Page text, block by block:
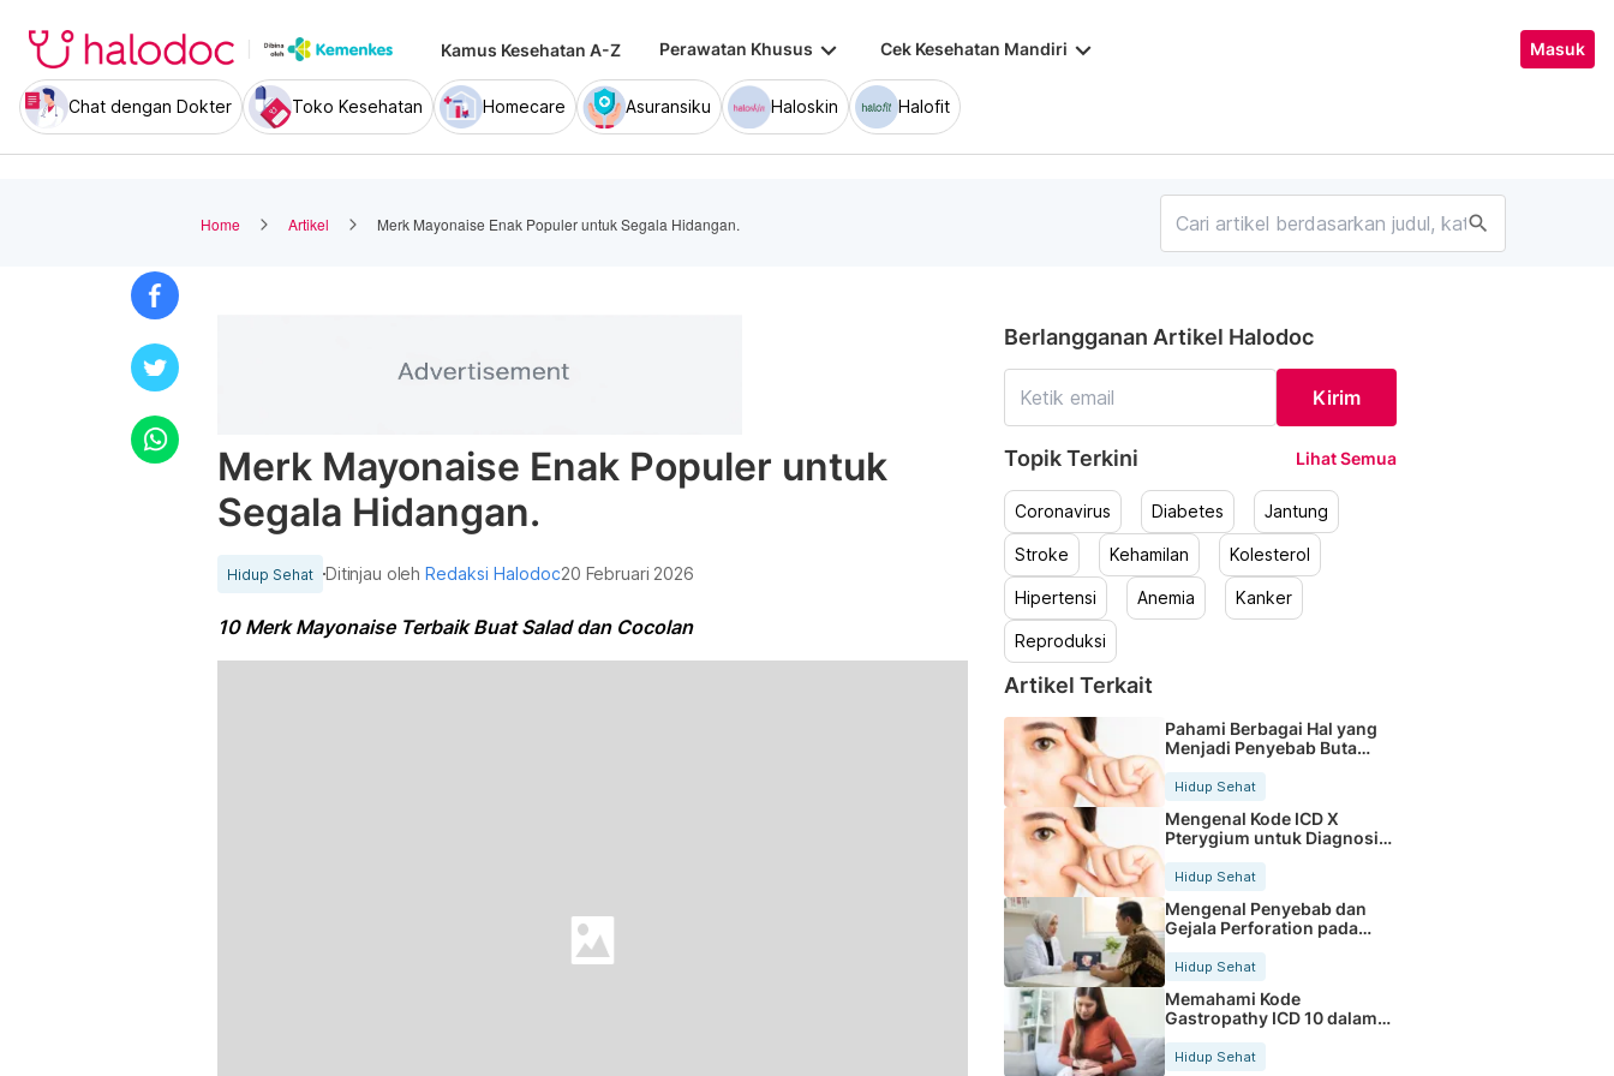
Kamus Kesehatan A-Z Perawatan Khusus keyboard_arrow_down Cek Kesehatan Mandiri keyboard_arrow_down Masuk
Chat dengan Dokter Toko Kesehatan Homecare Asuransiku Haloskin Halofit
Home Artikel Merk Mayonaise Enak Populer untuk Segala Hidangan. search
Merk Mayonaise Enak Populer untuk
Segala Hidangan.
Hidup Sehat Ditinjau olehRedaksi Halodoc20 Februari 2026
10 Merk Mayonaise Terbaik Buat Salad dan Cocolan
Berlangganan Artikel Halodoc
Kirim
Topik Terkini Lihat Semua
Coronavirus Diabetes Jantung
Stroke Kehamilan Kolesterol
Hipertensi Anemia Kanker
Reproduksi
Artikel Terkait
Pahami Berbagai Hal yang
Menjadi Penyebab Buta
Hidup Sehat
Mengenal Kode ICD X
Pterygium untuk Diagnosis
Hidup Sehat
Mengenal Penyebab dan
Gejala Perforation pada
Tubuh
Hidup Sehat
Memahami Kode
Gastropathy ICD 10 dalam
Rekam Medis Pasien
Hidup Sehat